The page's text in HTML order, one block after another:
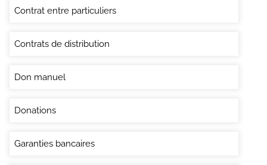
Contrat entre particuliers
Contrats de distribution
Don manuel
Donations
Garanties bancaires